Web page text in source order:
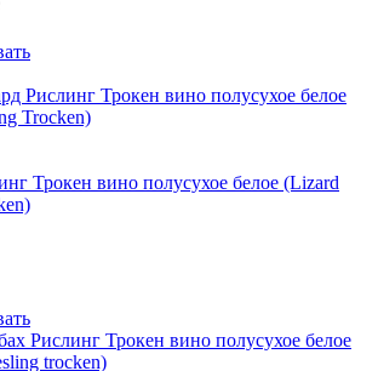
Трокен вино полусухое белое (Lizard